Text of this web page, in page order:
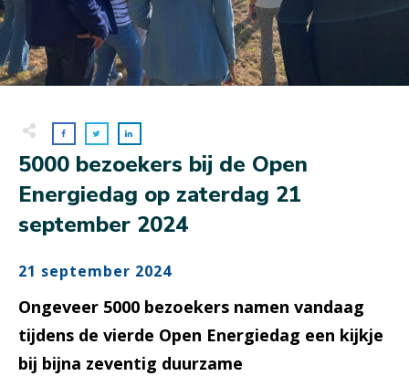
5000 bezoekers bij de Open
Energiedag op zaterdag 21
september 2024
21 september 2024
Ongeveer 5000 bezoekers namen vandaag
tijdens de vierde Open Energiedag een kijkje
bij bijna zeventig duurzame